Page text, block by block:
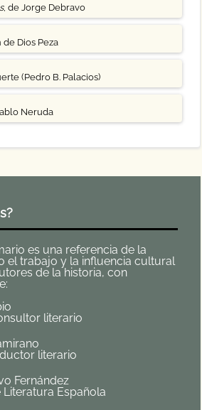
, de Jorge Debravo
de Dios Peza
(Pedro B. Palacios)
Neruda
es una referencia de la
el trabajo y la influencia cultural
de la historia, con
literario
literario
Fernández
Española